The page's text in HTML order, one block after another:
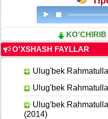
O'XSHASH FAYLLAR
Ulug'bek
Ulug'bek
Ulug'bek
(2014)